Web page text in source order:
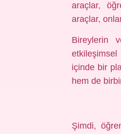
araçlar,
araçlar,
Bireylerin
içinde bir
hem de
Şimdi,